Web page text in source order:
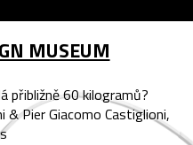
MUSEUM
přibližně 60 kilogramů?
& Pier Giacomo Castiglioni,